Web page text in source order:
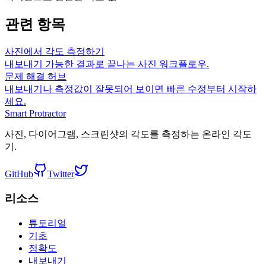
관련 항목
사진에서 각도 측정하기
내보내기 가능한 결과로 끝나는 사진 워크플로우.
문제 해결 허브
내보내기나 측정값이 잘못되어 보이면 빠른 수정부터 시작하
세요.
Smart Protractor
사진, 다이어그램, 스크린샷의 각도를 측정하는 온라인 각도
기.
GitHub Twitter
리소스
튜토리얼
기초
정확도
내보내기